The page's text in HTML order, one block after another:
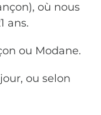
où nous
ans.
ou Modane.
ou selon